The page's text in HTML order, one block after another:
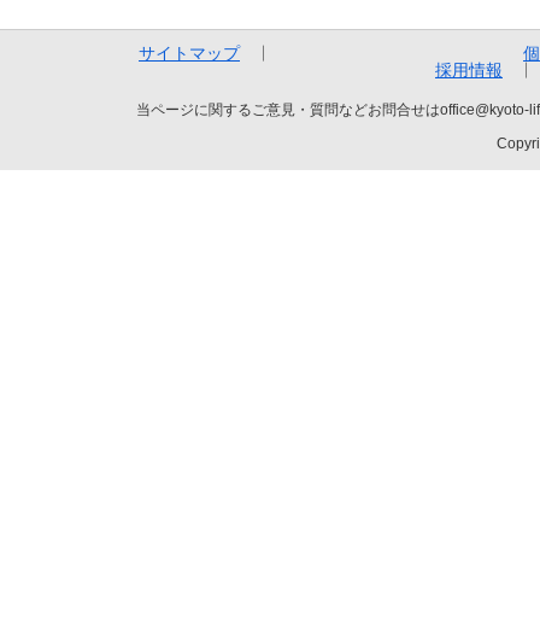
サイトマップ
採用情報
当ページに関するご意見・質問などお問合せは